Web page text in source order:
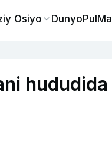
Osiyo DunyoPul
hududida